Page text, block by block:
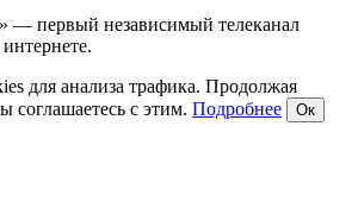
— первый независимый телеканал
для анализа трафика. Продолжая
соглашаетесь с этим. Подробнее Ок